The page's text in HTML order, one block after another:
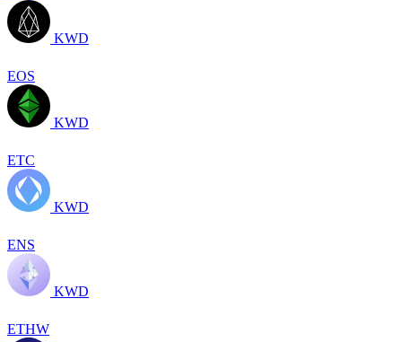
KWD
EOS
KWD
ETC
KWD
ENS
KWD
ETHW